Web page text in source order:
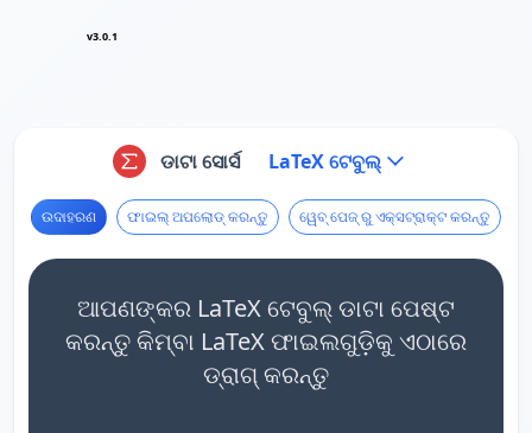
v3.0.1
ଡାଟା ସୋର୍ସ LaTeX ଟେବୁଲ୍
ଉଦାହରଣ ଫାଇଲ୍ ଅପଲୋଡ୍ କରନ୍ତୁ ୱେବ୍ ପେଜ୍ ରୁ ଏକ୍ସଟ୍ରାକ୍ଟ କରନ୍ତୁ
ଆପଣଙ୍କର LaTeX ଟେବୁଲ୍ ଡାଟା ପେଷ୍ଟ
କରନ୍ତୁ କିମ୍ବା LaTeX ଫାଇଲଗୁଡ଼ିକୁ ଏଠାରେ
ଡ୍ରାଗ୍ କରନ୍ତୁ